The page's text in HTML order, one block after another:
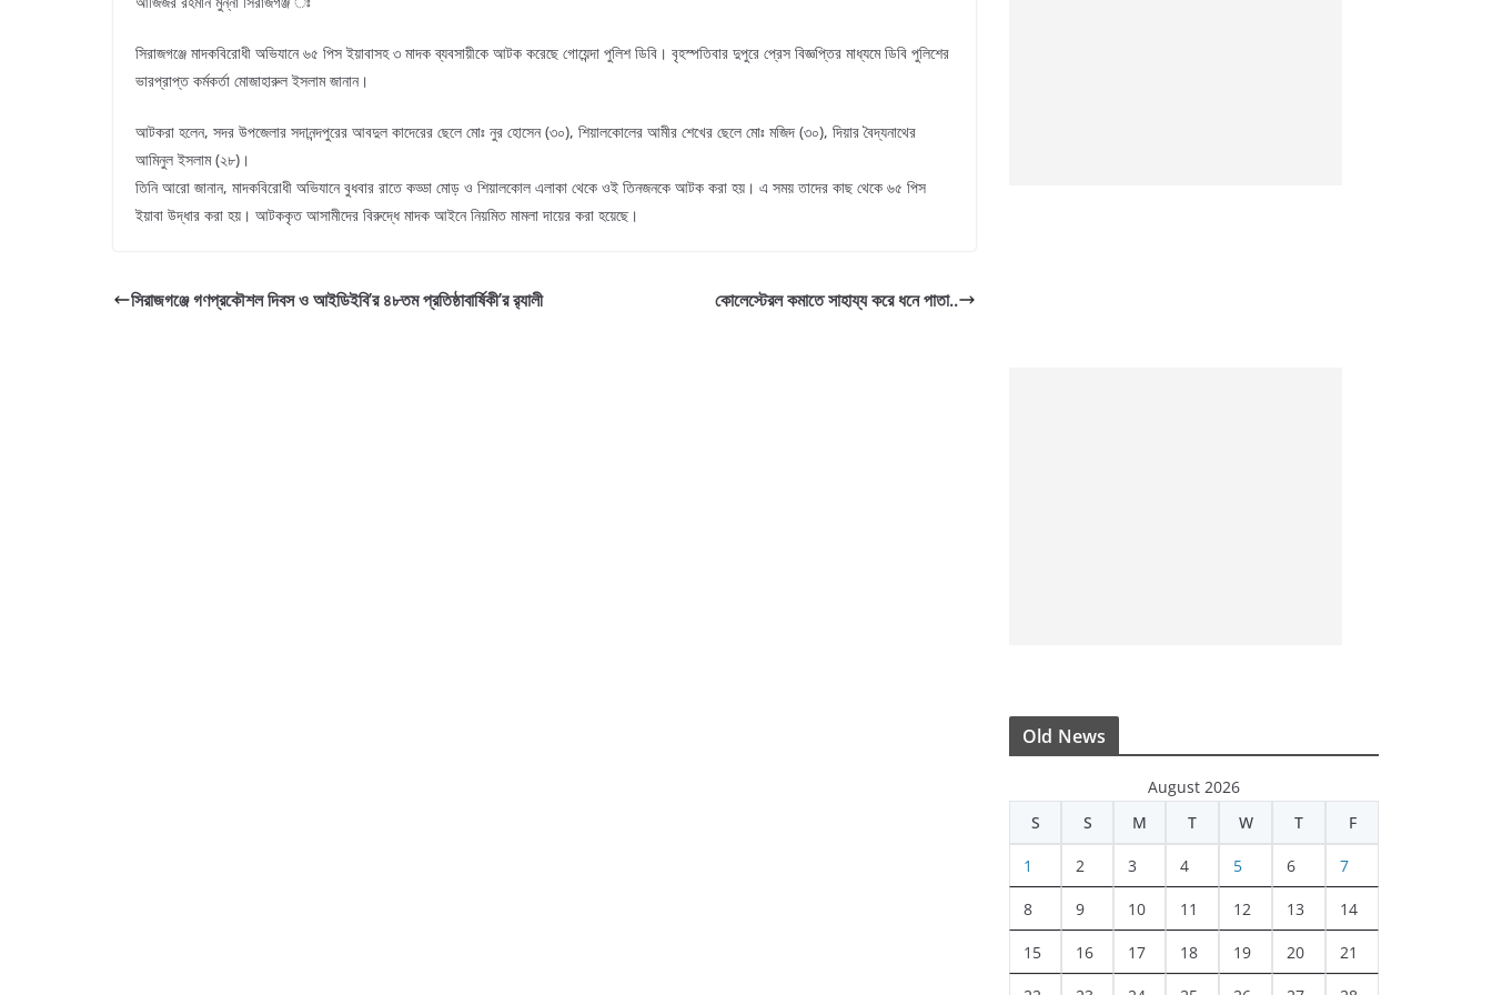
সিরাজগঞ্জে মাদকবিরোধী অভিযানে ৬৫ পিস ইয়াবাসহ ৩ মাদক ব্যবসায়ীকে আটক করেছে গোয়েন্দা পুলিশ ডিবি। বৃহস্পতিবার দুপুরে প্রেস বিজ্ঞপ্তির মাধ্যমে ডিবি পুলিশের
ভারপ্রাপ্ত কর্মকর্তা মোজাহারুল ইসলাম জানান।
আটকরা হলেন, সদর উপজেলার সদানন্দপুরের আবদুল কাদেরের ছেলে মোঃ নুর হোসেন (৩০), শিয়ালকোলের আমীর শেখের ছেলে মোঃ মজিদ (৩০), দিয়ার বৈদ্যনাথের
আমিনুল ইসলাম (২৮)।
তিনি আরো জানান, মাদকবিরোধী অভিযানে বুধবার রাতে কড্ডা মোড় ও শিয়ালকোল এলাকা থেকে ওই তিনজনকে আটক করা হয়। এ সময় তাদের কাছ থেকে ৬৫ পিস
ইয়াবা উদ্ধার করা হয়। আটককৃত আসামীদের বিরুদ্ধে মাদক আইনে নিয়মিত মামলা দায়ের করা হয়েছে।
সিরাজগঞ্জে গণপ্রকৌশল দিবস ও আইডিইবি’র ৪৮তম প্রতিষ্ঠাবার্ষিকী’র র‍্যালী কোলেস্টেরল কমাতে সাহায্য করে ধনে পাতা..
Old News
August 2026
S
S M T W T F
1 2 3 4 5 6 7
8 9 10 11 12 13 14
15 16 17 18 19 20 21